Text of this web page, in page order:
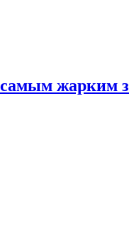
самым жарким